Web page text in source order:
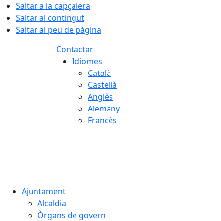
Saltar a la capçalera
Saltar al contingut
Saltar al peu de pàgina
Contactar
Idiomes
Català
Castellà
Anglès
Alemany
Francès
Ajuntament
Alcaldia
Òrgans de govern